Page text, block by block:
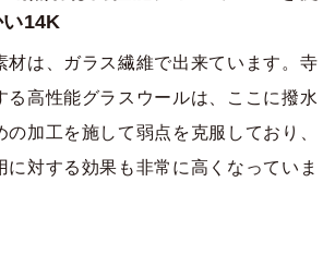
14K
材は、ガラス繊維で出来ています。寺
る高性能グラスウールは、ここに撥水
加工を施して弱点を克服しており、
に対する効果も非常に高くなっていま